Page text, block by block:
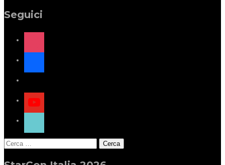
Seguici
instagram
facebook
x
youtube
tiktok
Ricerca
per: